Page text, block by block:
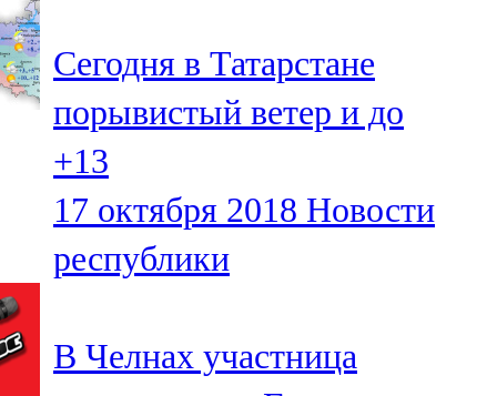
Яңа чишмә
107,0 FM
Яр Чаллы
105,5 FM
Сегодня в Татарстане
порывистый ветер и до
+13
17 октября 2018 Новости
республики
В Челнах участница